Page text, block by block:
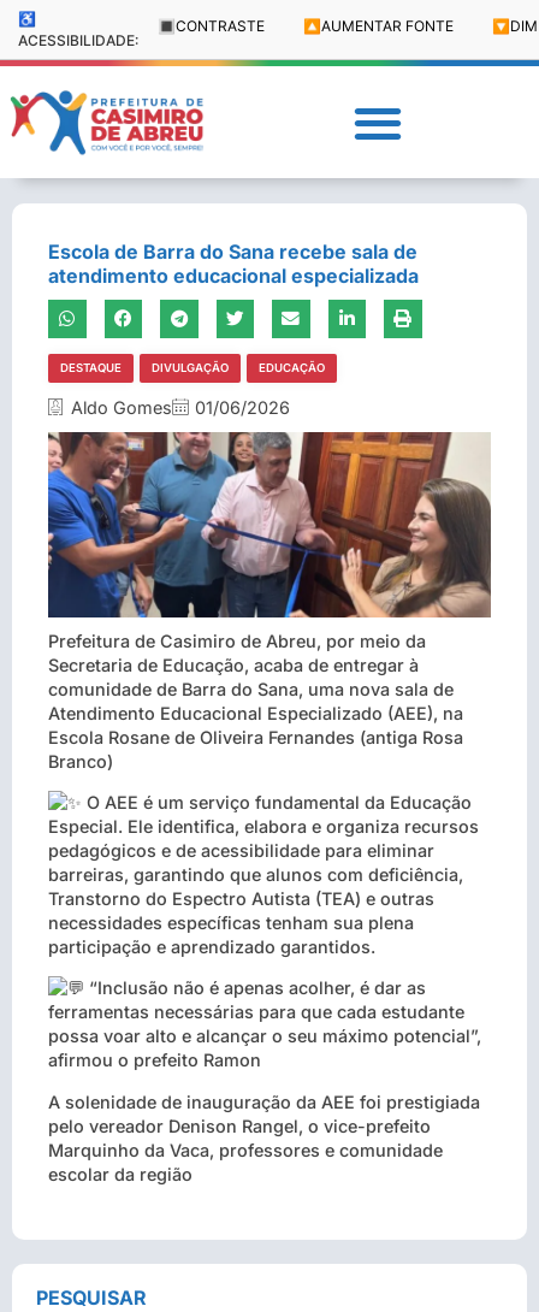
♿
ACESSIBILIDADE:
🔳 CONTRASTE 🔼 AUMENTAR FONTE 🔽
Escola de Barra do Sana recebe sala de
atendimento educacional especializada
DESTAQUE DIVULGAÇÃO EDUCAÇÃO
Aldo Gomes 01/06/2026
Prefeitura de Casimiro de Abreu, por meio da
Secretaria de Educação, acaba de entregar à
comunidade de Barra do Sana, uma nova sala de
Atendimento Educacional Especializado (AEE), na
Escola Rosane de Oliveira Fernandes (antiga Rosa
Branco)
O AEE é um serviço fundamental da Educação
Especial. Ele identifica, elabora e organiza recursos
pedagógicos e de acessibilidade para eliminar
barreiras, garantindo que alunos com deficiência,
Transtorno do Espectro Autista (TEA) e outras
necessidades específicas tenham sua plena
participação e aprendizado garantidos.
“Inclusão não é apenas acolher, é dar as
ferramentas necessárias para que cada estudante
possa voar alto e alcançar o seu máximo potencial”,
afirmou o prefeito Ramon
A solenidade de inauguração da AEE foi prestigiada
pelo vereador Denison Rangel, o vice-prefeito
Marquinho da Vaca, professores e comunidade
escolar da região
PESQUISAR